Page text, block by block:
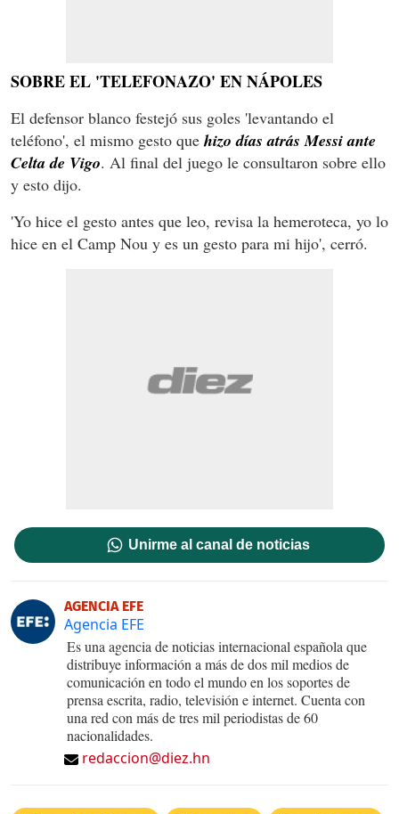
SOBRE EL 'TELEFONAZO' EN NÁPOLES
El defensor blanco festejó sus goles 'levantando el
teléfono', el mismo gesto que hizo días atrás Messi ante
Celta de Vigo. Al final del juego le consultaron sobre ello
y esto dijo.
'Yo hice el gesto antes que leo, revisa la hemeroteca, yo lo
hice en el Camp Nou y es un gesto para mi hijo', cerró.
Unirme al canal de noticias
AGENCIA EFE
Agencia EFE
Es una agencia de noticias internacional española que
distribuye información a más de dos mil medios de
comunicación en todo el mundo en los soportes de
prensa escrita, radio, televisión e internet. Cuenta con
una red con más de tres mil periodistas de 60
nacionalidades.
redaccion@diez.hn